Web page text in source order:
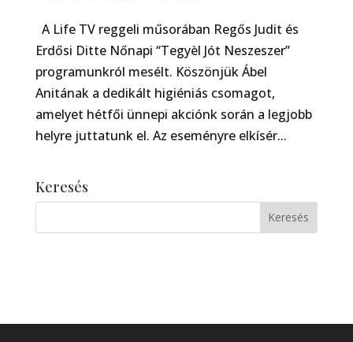
A Life TV reggeli műsorában Regős Judit és
Erdősi Ditte Nőnapi “Tegyèl Jót Neszeszer”
programunkról mesélt. Köszönjük Ábel
Anitának a dedikált higiéniás csomagot,
amelyet hétfői ünnepi akciónk során a legjobb
helyre juttatunk el. Az eseményre elkísér...
Keresés